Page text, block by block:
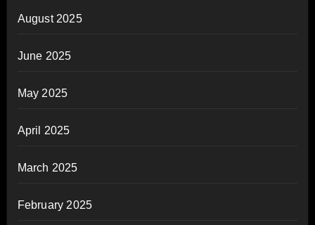
August 2025
June 2025
May 2025
April 2025
March 2025
February 2025